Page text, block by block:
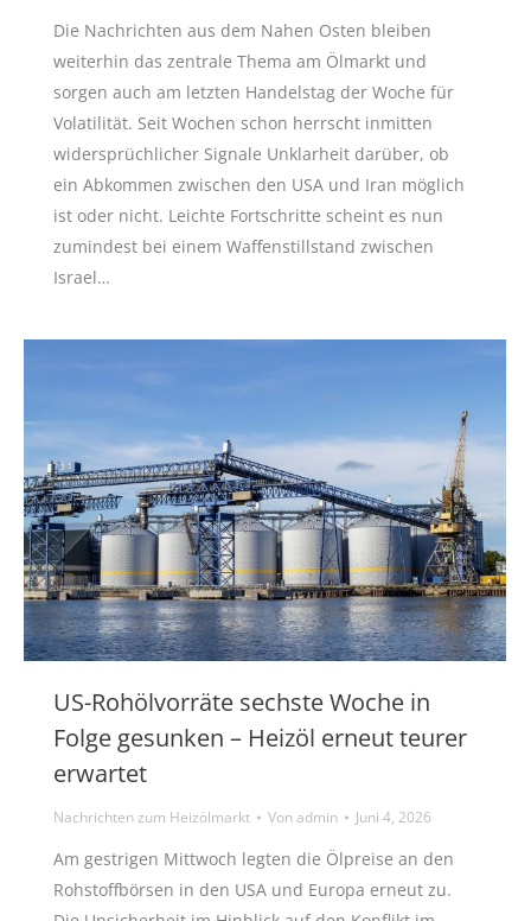
Die Nachrichten aus dem Nahen Osten bleiben
weiterhin das zentrale Thema am Ölmarkt und
sorgen auch am letzten Handelstag der Woche für
Volatilität. Seit Wochen schon herrscht inmitten
widersprüchlicher Signale Unklarheit darüber, ob
ein Abkommen zwischen den USA und Iran möglich
ist oder nicht. Leichte Fortschritte scheint es nun
zumindest bei einem Waffenstillstand zwischen
Israel…
US-Rohölvorräte sechste Woche in
Folge gesunken – Heizöl erneut teurer
erwartet
Nachrichten zum Heizölmarkt Vonadmin Juni 4, 2026
Am gestrigen Mittwoch legten die Ölpreise an den
Rohstoffbörsen in den USA und Europa erneut zu.